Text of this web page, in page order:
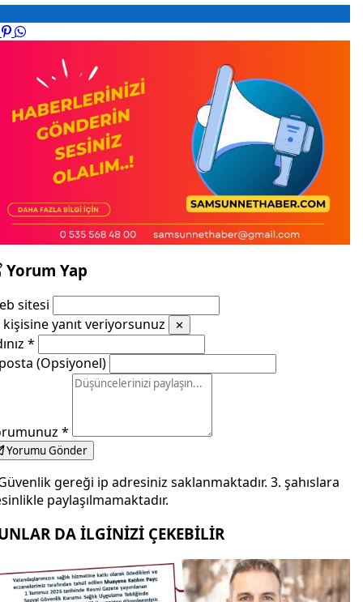
Yorum Yap
sitesi
kişisine yanıt veriyorsunuz
✕
*
(Opsiyonel)
*
Yorumu Gönder
gereği ip adresiniz saklanmaktadır. 3. şahıslara
paylaşılmamaktadır.
DA İLGİNİZİ ÇEKEBİLİR